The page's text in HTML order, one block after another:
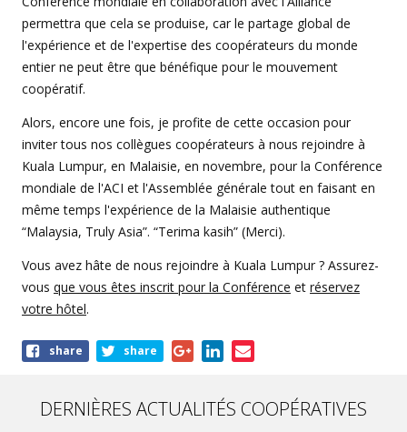
permettra que cela se produise, car le partage global de
l'expérience et de l'expertise des coopérateurs du monde
entier ne peut être que bénéfique pour le mouvement
coopératif.
Alors, encore une fois, je profite de cette occasion pour
inviter tous nos collègues coopérateurs à nous rejoindre à
Kuala Lumpur, en Malaisie, en novembre, pour la Conférence
mondiale de l'ACI et l'Assemblée générale tout en faisant en
même temps l'expérience de la Malaisie authentique
“Malaysia, Truly Asia”. “Terima kasih” (Merci).
Vous avez hâte de nous rejoindre à Kuala Lumpur ? Assurez-
vous que vous êtes inscrit pour la Conférence et réservez
votre hôtel.
Shareshare share
DERNIÈRES ACTUALITÉS COOPÉRATIVES